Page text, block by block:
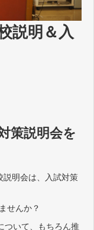
説明＆入
策説明会を
説明会は、入試対策
せんか？
ついて、もちろん推